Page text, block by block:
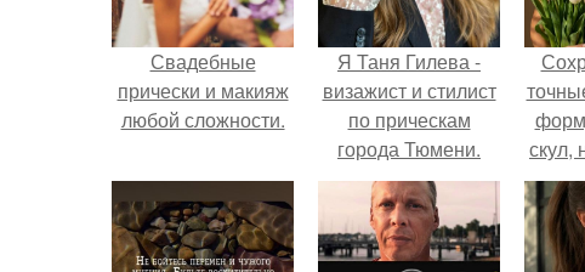
Свадебные
прически и макияж
любой сложности.
Я Таня Гилева -
визажист и стилист
по прическам
города Тюмени.
скул,